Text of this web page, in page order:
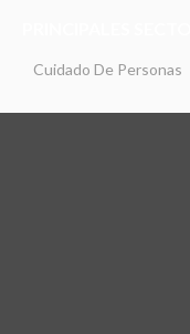
Cuidado De Personas